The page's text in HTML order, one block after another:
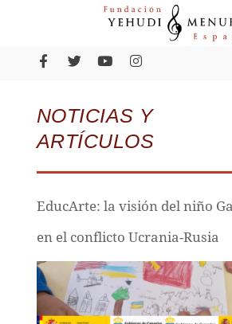
NOTICIAS Y
ARTÍCULOS
EducArte: la visión del niño
en el conflicto Ucrania-Rusia